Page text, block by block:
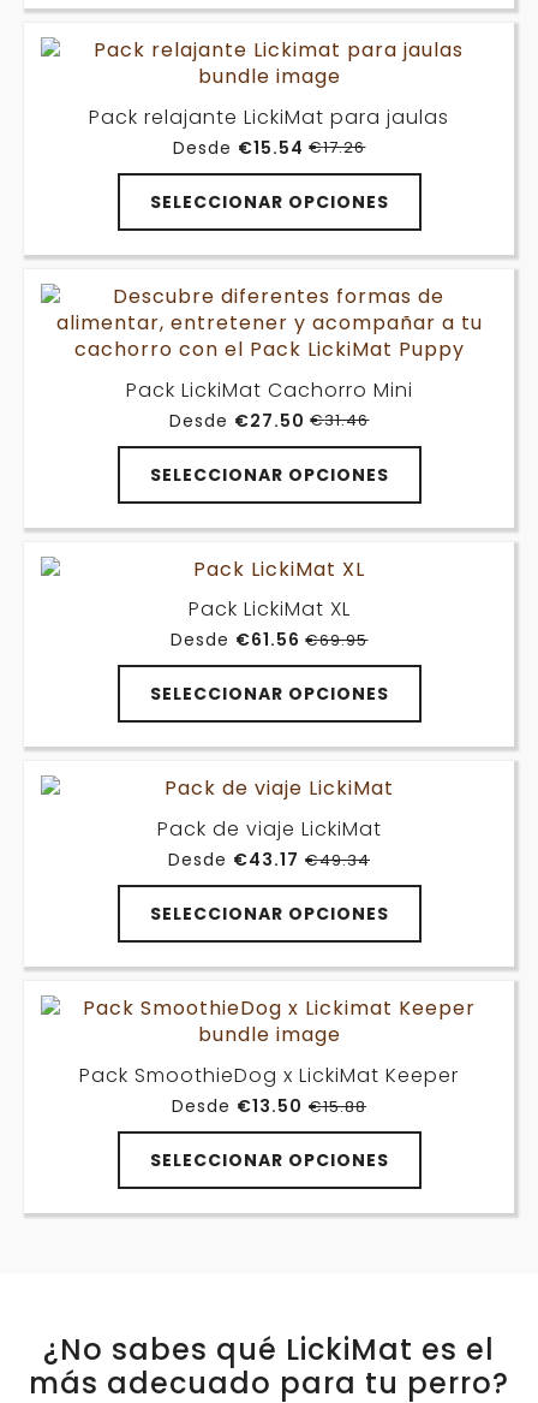
Pack relajante LickiMat para jaulas
Desde €17.26
El
precio
original
era:
€17.26.
€15.54
El
precio
actual
es:
€15.54.
SELECCIONAR OPCIONES
Pack LickiMat Cachorro Mini
Desde €31.46
El
precio
original
era:
€31.46.
€27.50
El
precio
actual
es:
€27.50.
SELECCIONAR OPCIONES
Pack LickiMat XL
Desde €69.95
El
precio
original
era:
€69.95.
€61.56
El
precio
actual
es:
€61.56.
SELECCIONAR OPCIONES
Pack de viaje LickiMat
Desde €49.34
El
precio
original
era:
€49.34.
€43.17
El
precio
actual
es:
€43.17.
SELECCIONAR OPCIONES
Pack SmoothieDog x LickiMat Keeper
Desde €15.88
El
precio
original
era:
€15.88.
€13.50
El
precio
actual
es:
€13.50.
SELECCIONAR OPCIONES
¿No sabes qué LickiMat es el
más adecuado para tu perro?